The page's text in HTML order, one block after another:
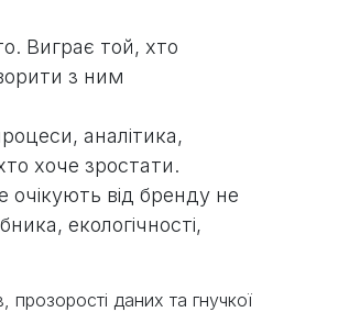
Виграє той, хто
з ним
аналітика,
хоче зростати.
очікують від бренду не
екологічності,
даних та гнучкої